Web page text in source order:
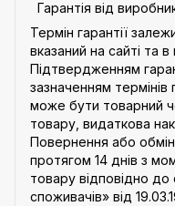
Гарантія від
Термін гарантії
вказаний на сайті та
Підтвердженням
зазначенням
може бути товарний
товару, видаткова
Повернення або
протягом 14 днів з
товару відповідно до
споживачів» від